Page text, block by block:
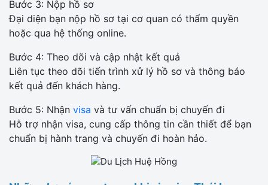
Bước 3: Nộp hồ sơ
Đại diện bạn nộp hồ sơ tại cơ quan có thẩm quyền
hoặc qua hệ thống online.
Bước 4: Theo dõi và cập nhật kết quả
Liên tục theo dõi tiến trình xử lý hồ sơ và thông báo
kết quả đến khách hàng.
Bước 5: Nhận visa và tư vấn chuẩn bị chuyến đi
Hỗ trợ nhận visa, cung cấp thông tin cần thiết để bạn
chuẩn bị hành trang và chuyến đi hoàn hảo.